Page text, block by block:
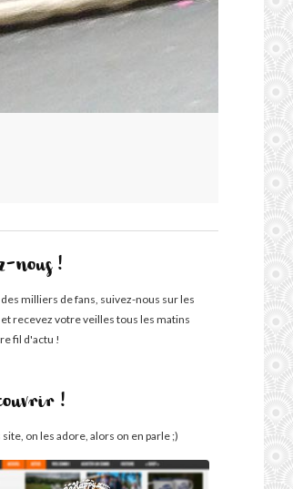
nous !
milliers de fans, suivez-nous sur les
recevez votre veilles tous les matins
fil d'actu !
!
on les adore, alors on en parle ;)